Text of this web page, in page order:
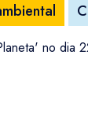
no dia